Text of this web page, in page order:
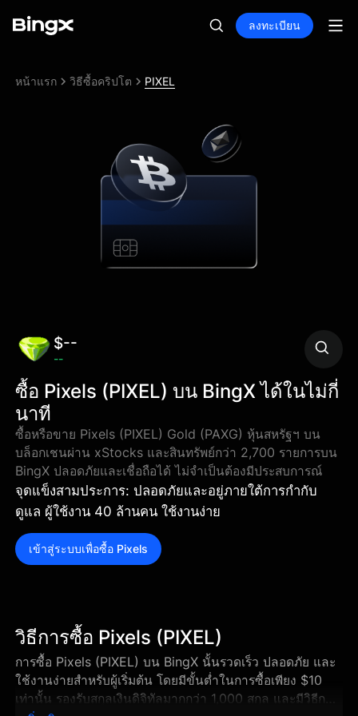
ลงทะเบียน
หน้าแรก วิธีซื้อคริปโต PIXEL
$--
--
ซื้อ Pixels (PIXEL) บน BingX ได้ในไม่กี่
นาที
ซื้อหรือขาย Pixels (PIXEL) Gold (PAXG) หุ้นสหรัฐฯ บน
บล็อกเชนผ่าน xStocks และสินทรัพย์กว่า 2,700 รายการบน
BingX ปลอดภัยและเชื่อถือได้ ไม่จำเป็นต้องมีประสบการณ์
จุดแข็งสามประการ: ปลอดภัยและอยู่ภายใต้การกำกับ
ดูแล ผู้ใช้งาน 40 ล้านคน ใช้งานง่าย
เข้าสู่ระบบเพื่อซื้อ Pixels
วิธีการซื้อ Pixels (PIXEL)
การซื้อ Pixels (PIXEL) บน BingX นั้นรวดเร็ว ปลอดภัย และ
ใช้งานง่ายสำหรับผู้เริ่มต้น โดยมีขั้นต่ำในการซื้อเพียง $10
เท่านั้น รองรับสกุลเงินดิจิทัลมากกว่า 1,000 สกุล และมีวิธีการ